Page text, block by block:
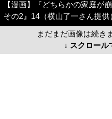
【漫画】『どちらかの家庭
その2』14（横山了一さん提供
まだまだ画像は続き
↓ スクロール